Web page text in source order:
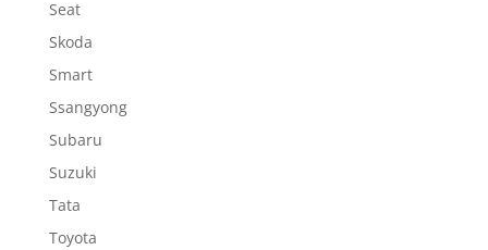
Seat
Skoda
Smart
Ssangyong
Subaru
Suzuki
Tata
Toyota